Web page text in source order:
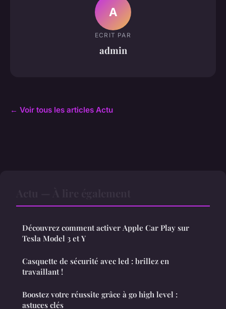
A
ECRIT PAR
admin
← Voir tous les articles Actu
Découvrez comment activer Apple Car Play sur
Tesla Model 3 et Y
Casquette de sécurité avec led : brillez en
travaillant !
Boostez votre réussite grâce à go high level :
astuces clés